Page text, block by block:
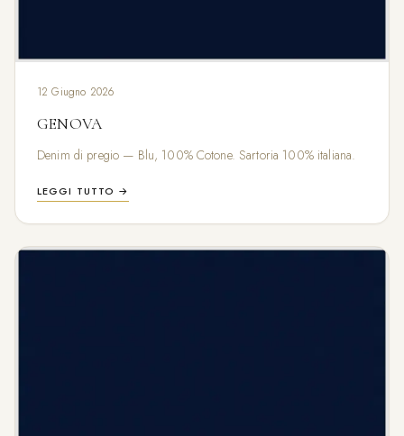
12 Giugno 2026
GENOVA
Denim di pregio — Blu, 100% Cotone. Sartoria 100% italiana.
LEGGI TUTTO →